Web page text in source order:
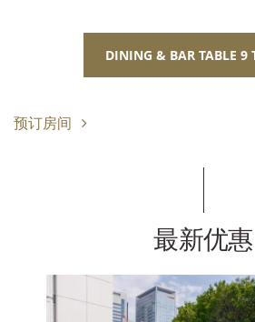
DINING & BAR TABLE 9
预订房间
最新优惠